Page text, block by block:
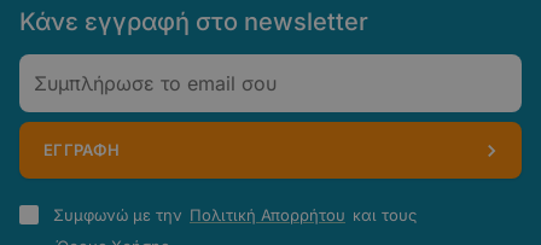
Κάνε εγγραφή στο newsletter
Email
ΕΓΓΡΑΦΗ
Πολιτική
Απορρήτου
Συμφωνώ με την Πολιτική Απορρήτου και τους